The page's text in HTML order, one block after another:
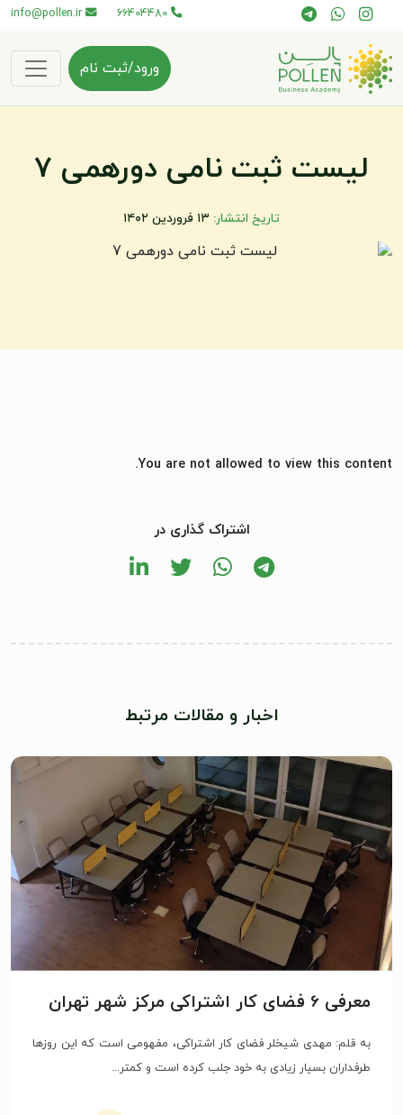
66404480
info@pollen.ir
ورود/ثبت نام
لیست ثبت نامی دورهمی 7
تاریخ انتشار: ۱۳ فروردین ۱۴۰۲
You are not allowed to view this content.
اشتراک گذاری در
اخبار و مقالات مرتبط
معرفی 6 فضای کار اشتراکی مرکز شهر تهران
به قلم: مهدی شیخلر فضای کار اشتراکی، مفهومی است که این روزها
طرفداران بسیار زیادی به خود جلب کرده است و کمتر...